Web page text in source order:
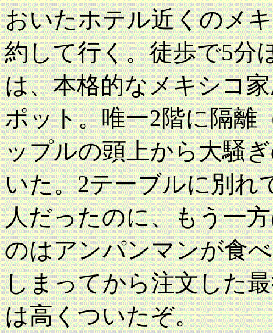
おいたホテル近くのメ
約して行く。徒歩で5分
は、本格的なメキシコ
ポット。唯一2階に隔離
ップルの頭上から大騒
いた。2テーブルに別れ
人だったのに、もう一
のはアンパンマンが食
しまってから注文した
は高くついたぞ。